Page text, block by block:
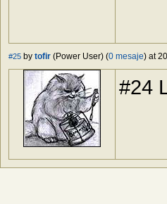
#25 by tofir (Power User) (0 mesaje) at
#24